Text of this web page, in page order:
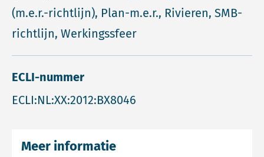
(m.e.r.-richtlijn), Plan-m.e.r., Rivieren, SMB-
richtlijn, Werkingssfeer
ECLI-nummer
ECLI:NL:XX:2012:BX8046
Meer informatie